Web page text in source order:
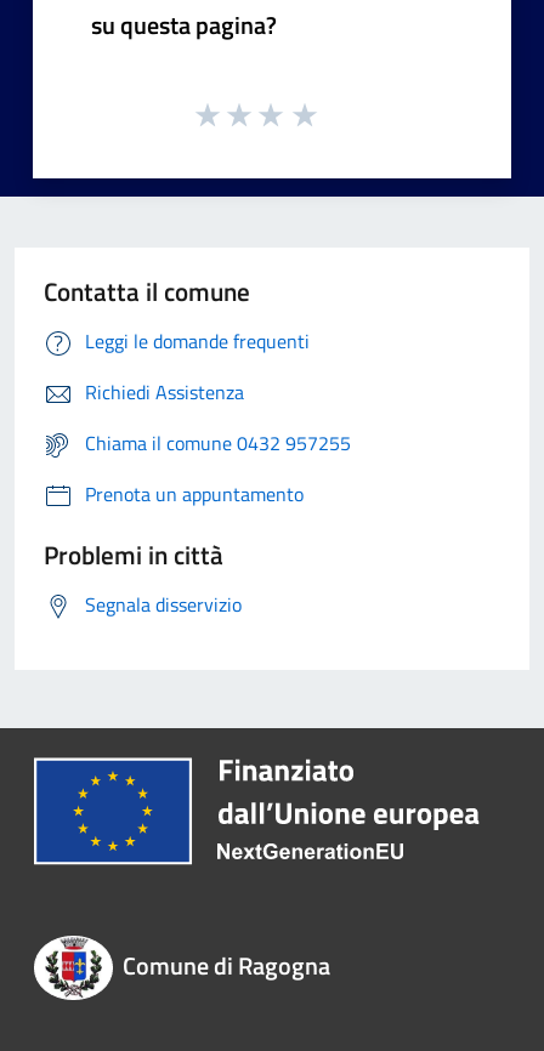
su questa pagina?
Contatta il comune
Leggi le domande frequenti
Richiedi Assistenza
Chiama il comune 0432 957255
Prenota un appuntamento
Problemi in città
Segnala disservizio
Comune di Ragogna